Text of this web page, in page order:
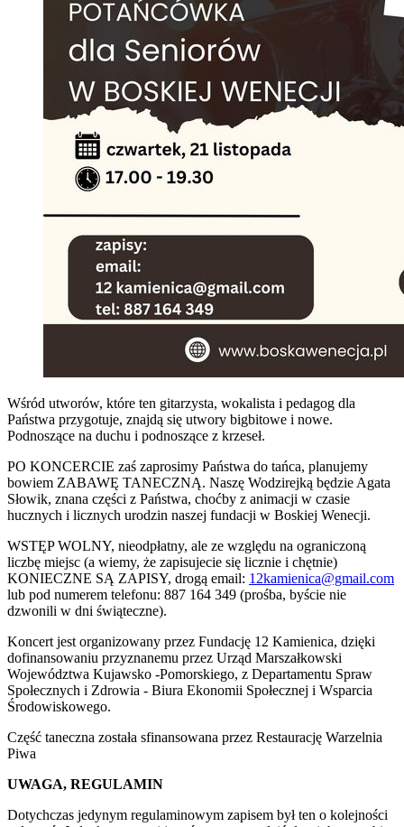
Wśród utworów, które ten gitarzysta, wokalista i pedagog dla
Państwa przygotuje, znajdą się utwory bigbitowe i nowe.
Podnoszące na duchu i podnoszące z krzeseł.
PO KONCERCIE zaś zaprosimy Państwa do tańca, planujemy
bowiem ZABAWĘ TANECZNĄ. Naszę Wodzirejką będzie Agata
Słowik, znana części z Państwa, choćby z animacji w czasie
hucznych i licznych urodzin naszej fundacji w Boskiej Wenecji.
WSTĘP WOLNY, nieodpłatny, ale ze względu na ograniczoną
liczbę miejsc (a wiemy, że zapisujecie się licznie i chętnie)
KONIECZNE SĄ ZAPISY, drogą email: 12kamienica@gmail.com
lub pod numerem telefonu: 887 164 349 (prośba, byście nie
dzwonili w dni świąteczne).
Koncert jest organizowany przez Fundację 12 Kamienica, dzięki
dofinansowaniu przyznanemu przez Urząd Marszałkowski
Województwa Kujawsko -Pomorskiego, z Departamentu Spraw
Społecznych i Zdrowia - Biura Ekonomii Społecznej i Wsparcia
Środowiskowego.
Część taneczna została sfinansowana przez Restaurację Warzelnia
Piwa
UWAGA, REGULAMIN
Dotychczas jedynym regulaminowym zapisem był ten o kolejności